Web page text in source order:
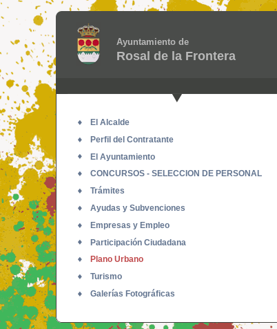
Ayuntamiento de
Rosal de la Frontera
El Alcalde
Perfil del Contratante
El Ayuntamiento
CONCURSOS - SELECCION DE PERSONAL
Trámites
Ayudas y Subvenciones
Empresas y Empleo
Participación Ciudadana
Plano Urbano
Turismo
Galerías Fotográficas